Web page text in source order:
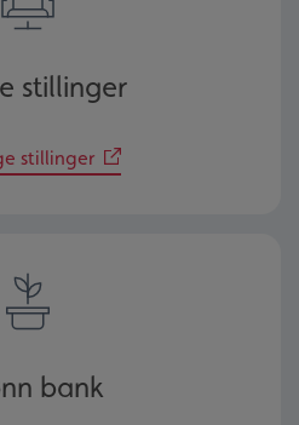
stillinger
stillinger
bank